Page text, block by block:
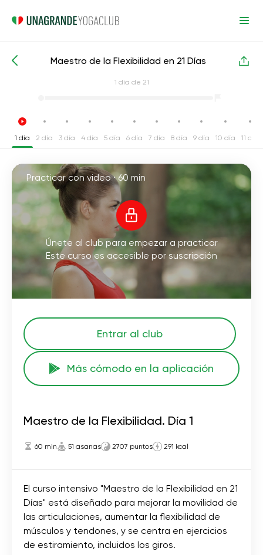
Cursos intensivos de yoga Flexibilidad
Maestro de la Flexibilidad en 21 Días
1 día de 21
1 día 2 día 3 día 4 día 5 día 6 día 7 día 8 día 9 día 10 día 11 día
Practicar con video ·60 min
Únete al club para empezar a practicar
Este curso es accesible por suscripción
Entrar al club
Más cómodo en la aplicación
Maestro de la Flexibilidad. Día 1
60 min 51 asanas 2707 puntos 291 kcal
El curso intensivo "Maestro de la Flexibilidad en 21
Días" está diseñado para mejorar la movilidad de
las articulaciones, aumentar la flexibilidad de
músculos y tendones, y se centra en ejercicios
de estiramiento, incluidos los giros.